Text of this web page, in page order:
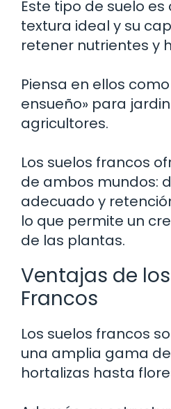
Este tipo de suelo
textura ideal y su
retener nutrientes y
Piensa en ellos
ensueño» para
agricultores.
Los suelos francos
de ambos mundos:
adecuado y
lo que permite un
de las plantas.
Ventajas de
Francos
Los suelos francos
una amplia gama
hortalizas hasta